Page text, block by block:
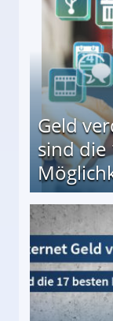
Geld
sind die
besten